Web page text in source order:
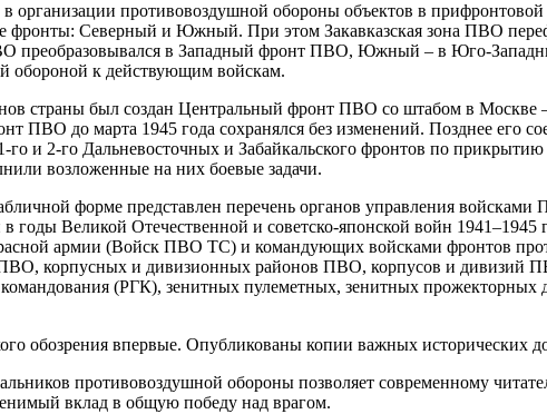
организации противовоздушной обороны объектов в
Северный и Южный. При этом Закавказская зона ПВО
преобразовывался в Западный фронт ПВО, Южный – в Юго-
обороной к действующим войскам.
страны был создан Центральный фронт ПВО со штабом в
ПВО до марта 1945 года сохранялся без изменений. Позднее его
и 2-го Дальневосточных и Забайкальского фронтов по
возложенные на них боевые задачи.
форме представлен перечень органов управления
в годы Великой Отечественной и советско-японской войн
армии (Войск ПВО ТС) и командующих войсками фронтов
корпусных и дивизионных районов ПВО, корпусов и дивизий
(РГК), зенитных пулеметных, зенитных
обозрения впервые. Опубликованы копии важных исторических
противовоздушной обороны позволяет современному
вклад в общую победу над врагом.